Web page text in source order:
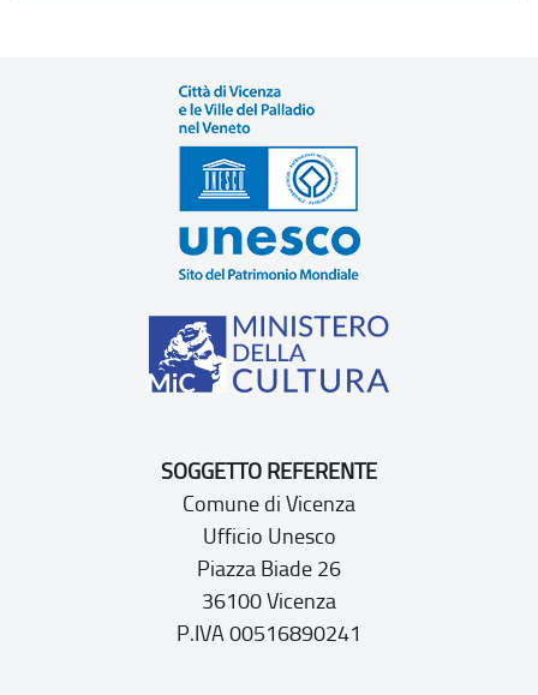
SOGGETTO REFERENTE
Comune di Vicenza
Ufficio Unesco
Piazza Biade 26
36100 Vicenza
P.IVA 00516890241